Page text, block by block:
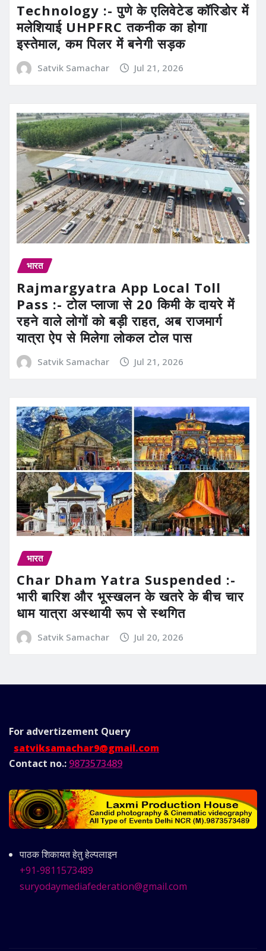
Technology :- पुणे के एलिवेटेड कॉरिडोर में
मलेशियाई UHPFRC तकनीक का होगा
इस्तेमाल, कम पिलर में बनेगी सड़क
Satvik Samachar Jul 21, 2026
भारत
Rajmargyatra App Local Toll
Pass :- टोल प्लाजा से 20 किमी के दायरे में
रहने वाले लोगों को बड़ी राहत, अब राजमार्ग
यात्रा ऐप से मिलेगा लोकल टोल पास
Satvik Samachar Jul 21, 2026
भारत
Char Dham Yatra Suspended :-
भारी बारिश और भूस्खलन के खतरे के बीच चार
धाम यात्रा अस्थायी रूप से स्थगित
Satvik Samachar Jul 20, 2026
For advertizement Query
satviksamachar9@gmail.com
Contact no.: 9873573489
पाठक शिकायत हेतु हेल्पलाइन
+91-9811573489
suryodaymediafederation@gmail.com